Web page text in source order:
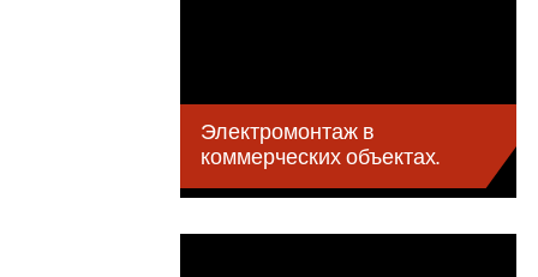
Электромонтаж в
коммерческих объектах.